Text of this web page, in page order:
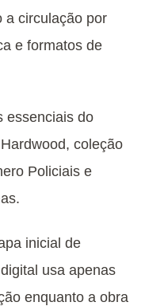
a circulação por
e formatos de
essenciais do
coleção
Policiais e
inicial de
usa apenas
enquanto a obra